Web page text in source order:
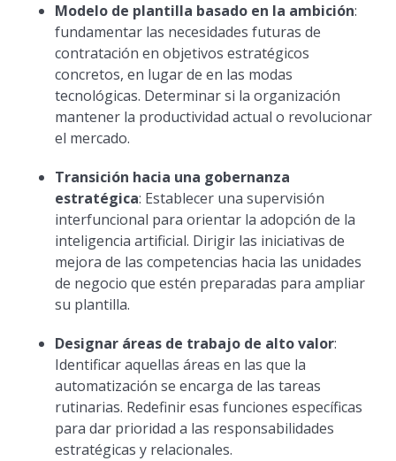
Modelo de plantilla basado en la ambición:
fundamentar las necesidades futuras de
contratación en objetivos estratégicos
concretos, en lugar de en las modas
tecnológicas. Determinar si la organización
mantener la productividad actual o revolucionar
el mercado.
Transición hacia una gobernanza
estratégica: Establecer una supervisión
interfuncional para orientar la adopción de la
inteligencia artificial. Dirigir las iniciativas de
mejora de las competencias hacia las unidades
de negocio que estén preparadas para ampliar
su plantilla.
Designar áreas de trabajo de alto valor:
Identificar aquellas áreas en las que la
automatización se encarga de las tareas
rutinarias. Redefinir esas funciones específicas
para dar prioridad a las responsabilidades
estratégicas y relacionales.